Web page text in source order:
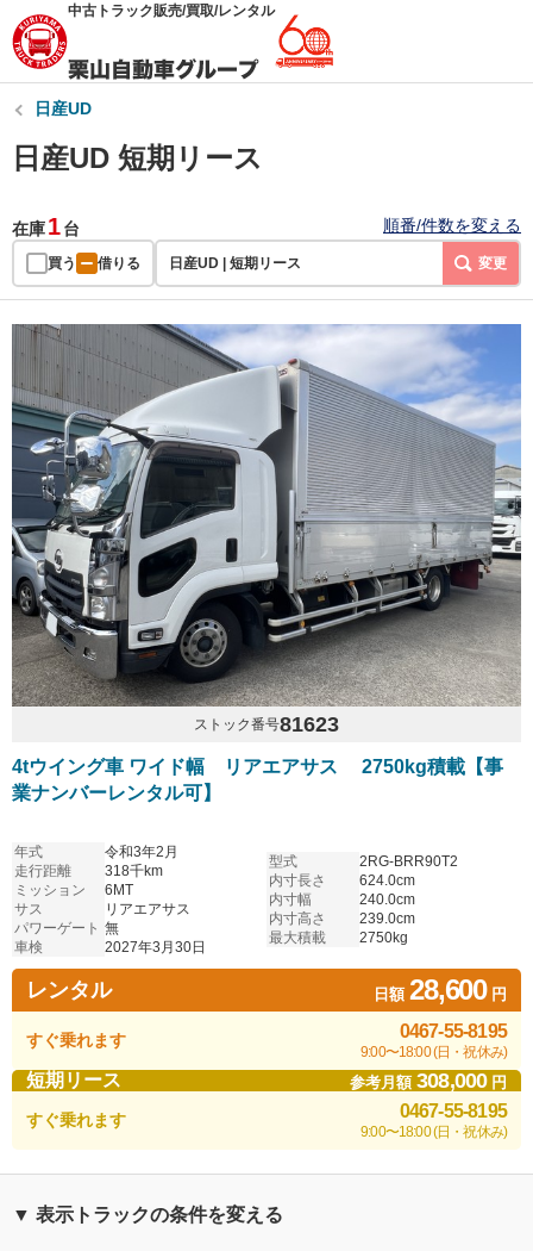
中古トラック販売/買取/レンタル
日産UD
日産UD 短期リース
在庫1台 順番/件数を変える
買う 借りる 日産UD | 短期リース 変更
ストック番号81623
4tウイング車 ワイド幅 リアエアサス 2750kg積載【事
業ナンバーレンタル可】
年式
令和3年2月
走行距離
318千km
ミッション
6MT
サス
リアエアサス
パワーゲート 無
車検
2027年3月30日
型式
2RG-BRR90T2
内寸長さ
624.0cm
内寸幅
240.0cm
内寸高さ
239.0cm
最大積載
2750kg
レンタル 日額28,600円
すぐ乗れます 0467-55-8195
9:00〜18:00 (日・祝休み)
短期リース 参考月額308,000円
すぐ乗れます 0467-55-8195
9:00〜18:00 (日・祝休み)
▼ 表示トラックの条件を変える